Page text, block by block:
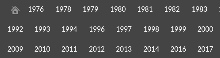
1976 1978 1979 1980 1981 1982 1983
1992 1993 1994 1996 1997 1998 1999 2000
2009 2010 2011 2012 2013 2014 2016 2017